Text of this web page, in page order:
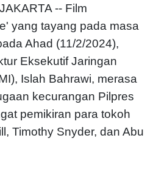
JAKARTA -- Film
yang tayang pada masa
Ahad (11/2/2024),
Eksekutif Jaringan
Islah Bahrawi, merasa
kecurangan Pilpres
pemikiran para tokoh
Timothy Snyder, dan Abu